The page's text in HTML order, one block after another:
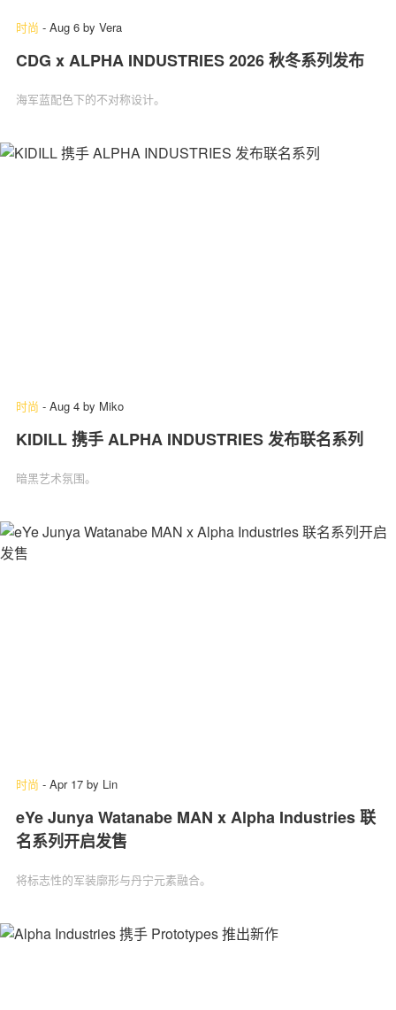
时尚 - Aug 6 by Vera
CDG x ALPHA INDUSTRIES 2026 秋冬系列发布
海军蓝配色下的不对称设计。
时尚 - Aug 4 by Miko
KIDILL 携手 ALPHA INDUSTRIES 发布联名系列
暗黑艺术氛围。
时尚 - Apr 17 by Lin
eYe Junya Watanabe MAN x Alpha Industries 联
名系列开启发售
将标志性的军装廓形与丹宁元素融合。